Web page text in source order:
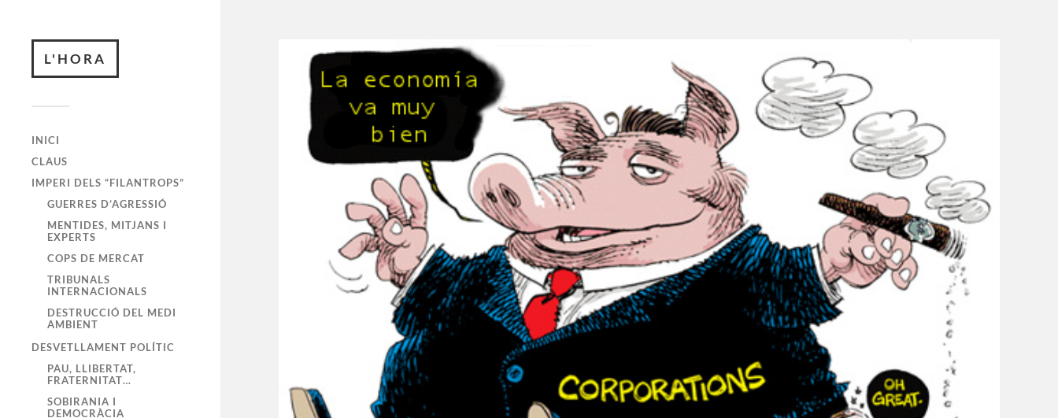
L'HORA
INICI
CLAUS
IMPERI DELS “FILANTROPS”
GUERRES D’AGRESSIÓ
MENTIDES, MITJANS I
EXPERTS
COPS DE MERCAT
TRIBUNALS
INTERNACIONALS
DESTRUCCIÓ DEL MEDI
AMBIENT
DESVETLLAMENT POLÍTIC
PAU, LLIBERTAT,
FRATERNITAT…
SOBIRANIA I
DEMOCRÀCIA